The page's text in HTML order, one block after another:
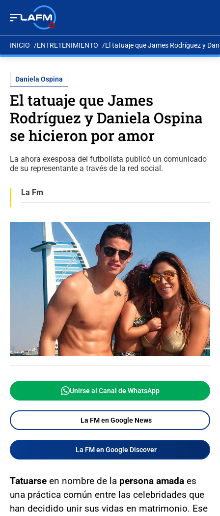
INICIO ENTRETENIMIENTO El tatuaje que James Rodríguez y
Daniela Ospina
El tatuaje que James
Rodríguez y Daniela Ospina
se hicieron por amor
La ahora exesposa del futbolista publicó un comunicado
de su representante a través de la red social.
La Fm
Unirse al Canal de WhatsApp
La FM en Google News
La FM en Google Discover
Tatuarse en nombre de la persona amada es
una práctica común entre las celebridades que
han decidido unir sus vidas en matrimonio. Ese